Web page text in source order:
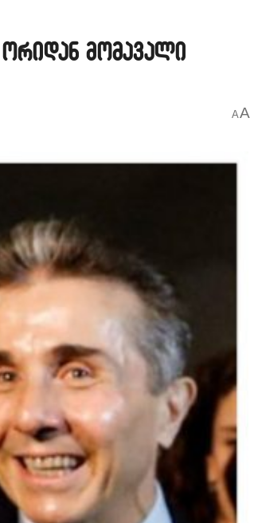
ორიდან მომავალი
AA